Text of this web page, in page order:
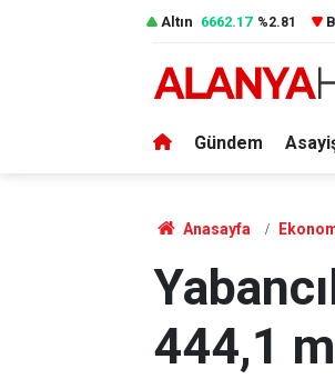
Altın 6662.17 %2.81
Gündem
Anasayfa
444,1